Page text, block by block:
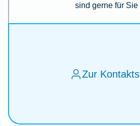
sind gerne für Sie
Zur